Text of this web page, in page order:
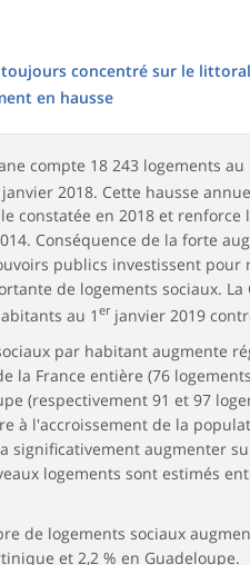
concentré sur le
en hausse
compte 18 243 logements au
2018. Cette hausse
constatée en 2018 et renforce
Conséquence de la forte
publics investissent pour
de logements sociaux. La
au 1 erjanvier 2019
par habitant augmente
la France entière (76
(respectivement 91 et 97
à l'accroissement de la
significativement augmenter
logements sont estimés
de logements sociaux
et 2,2 % en Guadeloupe.